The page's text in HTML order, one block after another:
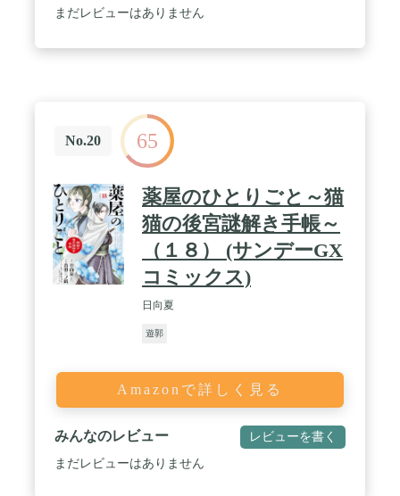
まだレビューはありません
No.20 65
薬屋のひとりごと～猫
猫の後宮謎解き手帳～
（１８） (サンデーGX
コミックス)
日向夏
遊郭
Amazonで詳しく見る
みんなのレビュー レビューを書く
まだレビューはありません